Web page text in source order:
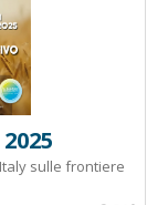
sulle frontiere